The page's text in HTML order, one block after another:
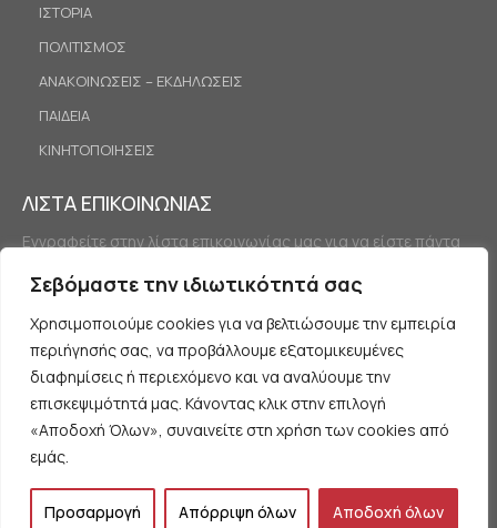
Σεβόμαστε την ιδιωτικότητά σας
Χρησιμοποιούμε cookies για να βελτιώσουμε την εμπειρία
περιήγησής σας, να προβάλλουμε εξατομικευμένες
διαφημίσεις ή περιεχόμενο και να αναλύουμε την
επισκεψιμότητά μας. Κάνοντας κλικ στην επιλογή
«Αποδοχή Όλων», συναινείτε στη χρήση των cookies από
εμάς.
Προσαρμογή Απόρριψη όλων Αποδοχή όλων
ΙΣΤΟΡΙΑ
ΠΟΛΙΤΙΣΜΟΣ
ΑΝΑΚΟΙΝΩΣΕΙΣ – ΕΚΔΗΛΩΣΕΙΣ
ΠΑΙΔΕΙΑ
ΚΙΝΗΤΟΠΟΙΗΣΕΙΣ
ΛΙΣΤΑ ΕΠΙΚΟΙΝΩΝΙΑΣ
Εγγραφείτε στην λίστα επικοινωνίας μας για να είστε πάντα
Εγγραφή